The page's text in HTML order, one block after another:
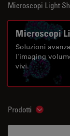
Microscopi Light
Microscopi
Soluzioni
l'imaging
vivi.
Prodotti Show